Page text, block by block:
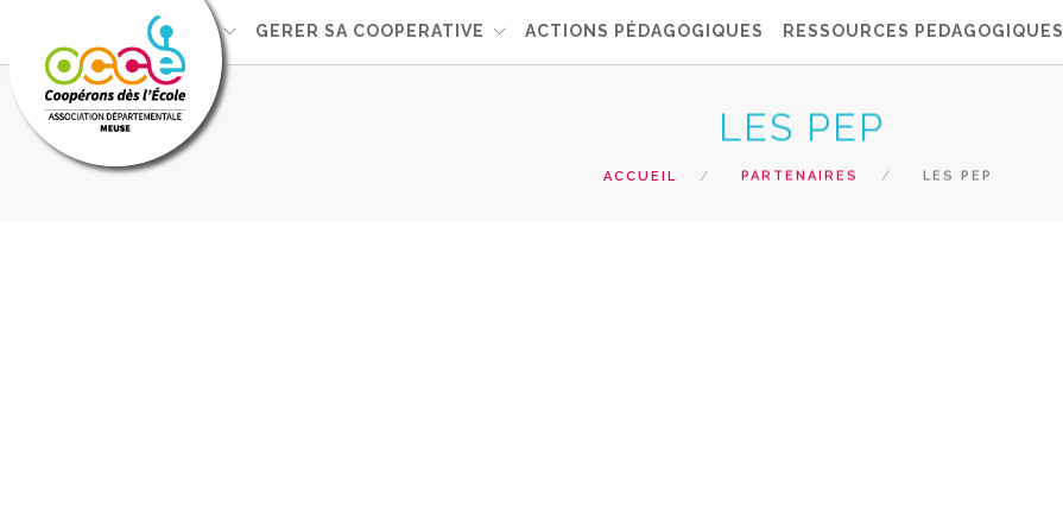
L'OCCE GERER SA COOPERATIVE ACTIONS PÉDAGOGIQUES RESSOURCES PEDAGOGIQUES
LES PEP
ACCUEIL PARTENAIRES LES PEP